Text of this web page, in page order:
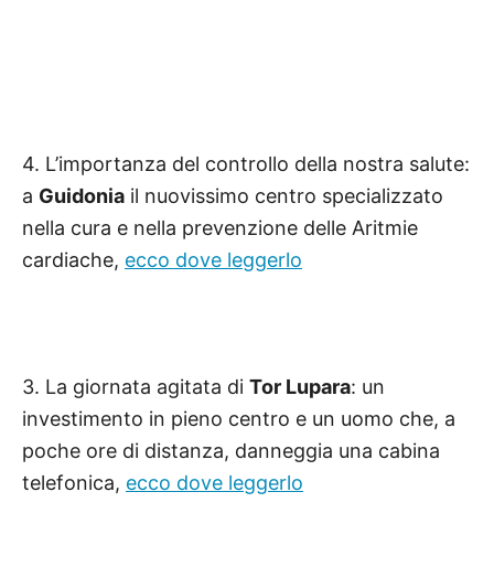
4. L’importanza del controllo della nostra salute:
a Guidonia il nuovissimo centro specializzato
nella cura e nella prevenzione delle Aritmie
cardiache, ecco dove leggerlo
3. La giornata agitata di Tor Lupara: un
investimento in pieno centro e un uomo che, a
poche ore di distanza, danneggia una cabina
telefonica, ecco dove leggerlo